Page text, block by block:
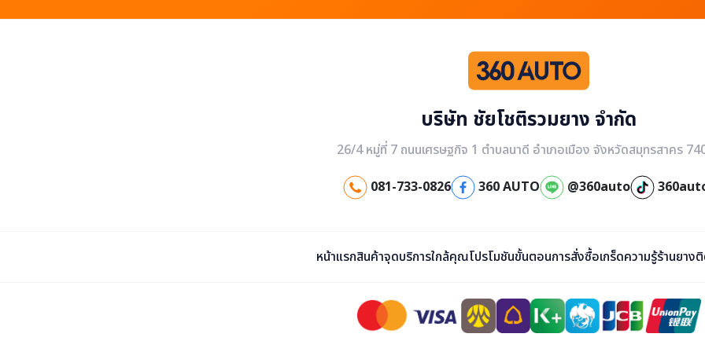
บริษัท ชัยโชติรวมยาง จำกัด
26/4 หมู่ที่ 7 ถนนเศรษฐกิจ 1 ตำบลนาดี อำเภอเมือง จังหวัดสมุทรสาคร
081-733-0826
360 AUTO @360auto
หน้าแรกสินค้าจุดบริการใกล้คุณโปรโมชันขั้นตอนการสั่งซื้อเกร็ดความรู้ร้านยาง